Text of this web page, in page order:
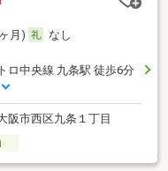
月)
なし
ロ中央線 九条駅 徒歩6分
阪市西区九条１丁目